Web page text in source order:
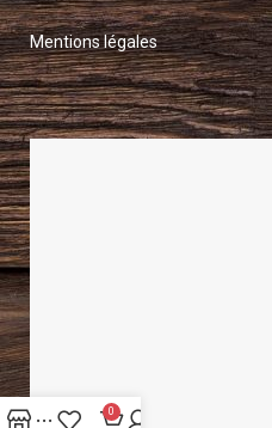
Mentions légales
0